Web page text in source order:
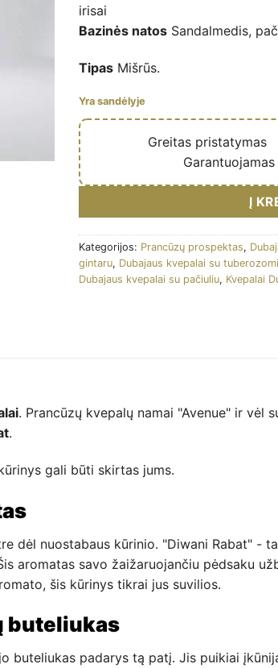
irisai
Bazinės natos Sandalmedis,
Tipas Mišrūs.
Yra sandėlyje
Greitas pristatymas
Į
Kategorijos: Prancūzų prospektas,
gintaru, Dubajaus kvepalai su
Dubajaus kvepalai su pačiuliu, Kvepalai
. Prancūzų kvepalų namai "Avenue" ir vėl
.
gali būti skirtas jums.
dėl nuostabaus kūrinio. "Diwani Rabat" -
aromatas savo žaižaruojančiu pėdsaku
šis kūrinys tikrai jus suvilios.
buteliukas
buteliukas padarys tą patį. Jis puikiai